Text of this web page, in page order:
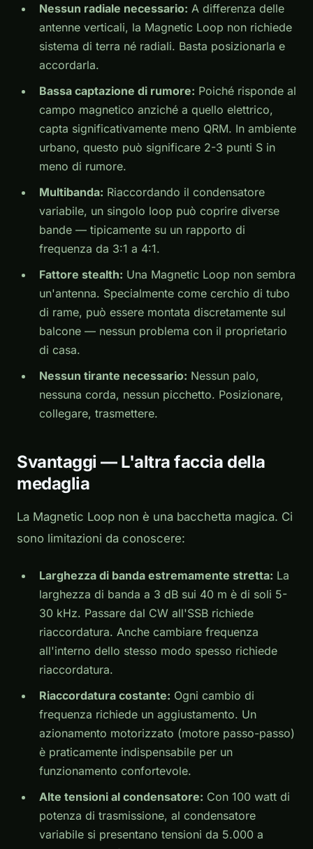
Nessun radiale necessario: A differenza delle
antenne verticali, la Magnetic Loop non richiede
sistema di terra né radiali. Basta posizionarla e
accordarla.
Bassa captazione di rumore: Poiché risponde al
campo magnetico anziché a quello elettrico,
capta significativamente meno QRM. In ambiente
urbano, questo può significare 2-3 punti S in
meno di rumore.
Multibanda: Riaccordando il condensatore
variabile, un singolo loop può coprire diverse
bande — tipicamente su un rapporto di
frequenza da 3:1 a 4:1.
Fattore stealth: Una Magnetic Loop non sembra
un'antenna. Specialmente come cerchio di tubo
di rame, può essere montata discretamente sul
balcone — nessun problema con il proprietario
di casa.
Nessun tirante necessario: Nessun palo,
nessuna corda, nessun picchetto. Posizionare,
collegare, trasmettere.
Svantaggi — L'altra faccia della
medaglia
La Magnetic Loop non è una bacchetta magica. Ci
sono limitazioni da conoscere:
Larghezza di banda estremamente stretta: La
larghezza di banda a 3 dB sui 40 m è di soli 5-
30 kHz. Passare dal CW all'SSB richiede
riaccordatura. Anche cambiare frequenza
all'interno dello stesso modo spesso richiede
riaccordatura.
Riaccordatura costante: Ogni cambio di
frequenza richiede un aggiustamento. Un
azionamento motorizzato (motore passo-passo)
è praticamente indispensabile per un
funzionamento confortevole.
Alte tensioni al condensatore: Con 100 watt di
potenza di trasmissione, al condensatore
variabile si presentano tensioni da 5.000 a